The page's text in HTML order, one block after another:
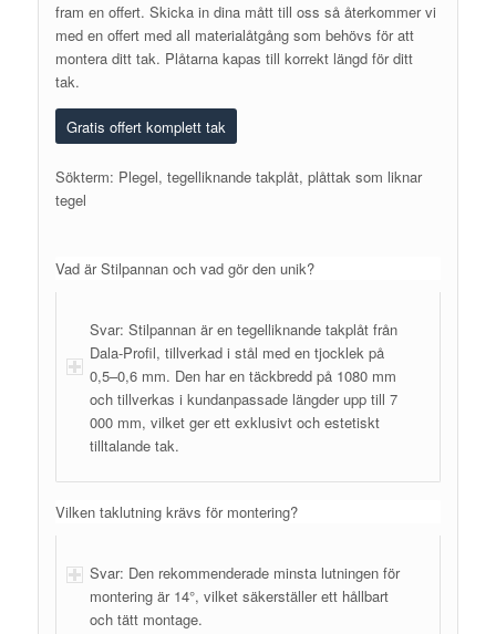
fram en offert. Skicka in dina mått till oss så återkommer vi
med en offert med all materialåtgång som behövs för att
montera ditt tak. Plåtarna kapas till korrekt längd för ditt
tak.
Gratis offert komplett tak
Sökterm: Plegel, tegelliknande takplåt, plåttak som liknar
tegel
Vad är Stilpannan och vad gör den unik?
Svar: Stilpannan är en tegelliknande takplåt från
Dala-Profil, tillverkad i stål med en tjocklek på
0,5–0,6 mm. Den har en täckbredd på 1080 mm
och tillverkas i kundanpassade längder upp till 7
000 mm, vilket ger ett exklusivt och estetiskt
tilltalande tak.
Vilken taklutning krävs för montering?
Svar: Den rekommenderade minsta lutningen för
montering är 14°, vilket säkerställer ett hållbart
och tätt montage.